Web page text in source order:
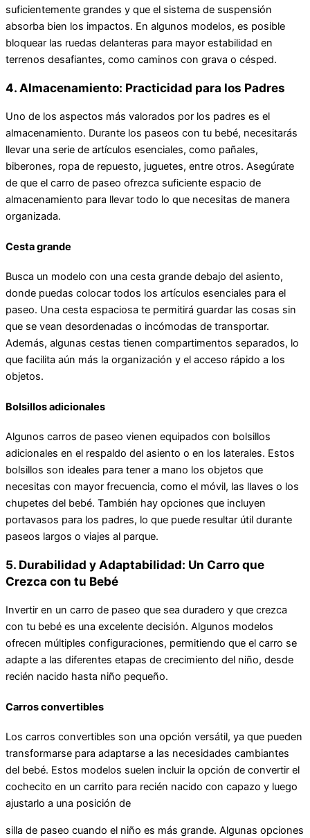
suficientemente grandes y que el sistema de suspensión
absorba bien los impactos. En algunos modelos, es posible
bloquear las ruedas delanteras para mayor estabilidad en
terrenos desafiantes, como caminos con grava o césped.
4. Almacenamiento: Practicidad para los Padres
Uno de los aspectos más valorados por los padres es el
almacenamiento. Durante los paseos con tu bebé, necesitarás
llevar una serie de artículos esenciales, como pañales,
biberones, ropa de repuesto, juguetes, entre otros. Asegúrate
de que el carro de paseo ofrezca suficiente espacio de
almacenamiento para llevar todo lo que necesitas de manera
organizada.
Cesta grande
Busca un modelo con una cesta grande debajo del asiento,
donde puedas colocar todos los artículos esenciales para el
paseo. Una cesta espaciosa te permitirá guardar las cosas sin
que se vean desordenadas o incómodas de transportar.
Además, algunas cestas tienen compartimentos separados, lo
que facilita aún más la organización y el acceso rápido a los
objetos.
Bolsillos adicionales
Algunos carros de paseo vienen equipados con bolsillos
adicionales en el respaldo del asiento o en los laterales. Estos
bolsillos son ideales para tener a mano los objetos que
necesitas con mayor frecuencia, como el móvil, las llaves o los
chupetes del bebé. También hay opciones que incluyen
portavasos para los padres, lo que puede resultar útil durante
paseos largos o viajes al parque.
5. Durabilidad y Adaptabilidad: Un Carro que
Crezca con tu Bebé
Invertir en un carro de paseo que sea duradero y que crezca
con tu bebé es una excelente decisión. Algunos modelos
ofrecen múltiples configuraciones, permitiendo que el carro se
adapte a las diferentes etapas de crecimiento del niño, desde
recién nacido hasta niño pequeño.
Carros convertibles
Los carros convertibles son una opción versátil, ya que pueden
transformarse para adaptarse a las necesidades cambiantes
del bebé. Estos modelos suelen incluir la opción de convertir el
cochecito en un carrito para recién nacido con capazo y luego
ajustarlo a una posición de
silla de paseo cuando el niño es más grande. Algunas opciones